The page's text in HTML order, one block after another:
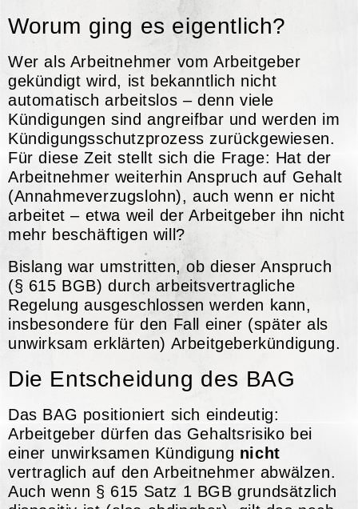
Worum ging es eigentlich?
Wer als Arbeitnehmer vom Arbeitgeber
gekündigt wird, ist bekanntlich nicht
automatisch arbeitslos – denn viele
Kündigungen sind angreifbar und werden im
Kündigungsschutzprozess zurückgewiesen.
Für diese Zeit stellt sich die Frage: Hat der
Arbeitnehmer weiterhin Anspruch auf Gehalt
(Annahmeverzugslohn), auch wenn er nicht
arbeitet – etwa weil der Arbeitgeber ihn nicht
mehr beschäftigen will?
Bislang war umstritten, ob dieser Anspruch
(§ 615 BGB) durch arbeitsvertragliche
Regelung ausgeschlossen werden kann,
insbesondere für den Fall einer (später als
unwirksam erklärten) Arbeitgeberkündigung.
Die Entscheidung des BAG
Das BAG positioniert sich eindeutig:
Arbeitgeber dürfen das Gehaltsrisiko bei
einer unwirksamen Kündigung nicht
vertraglich auf den Arbeitnehmer abwälzen.
Auch wenn § 615 Satz 1 BGB grundsätzlich